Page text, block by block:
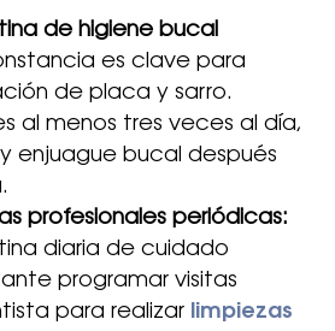
de higiene bucal
es clave para
de placa y sarro.
al menos tres veces al día,
enjuague bucal después
profesionales periódicas:
diaria de cuidado
programar visitas
para realizar limpiezas